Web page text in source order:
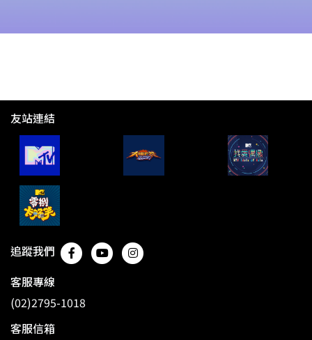
友站連結
追蹤我們
客服專線
(02)2795-1018
客服信箱